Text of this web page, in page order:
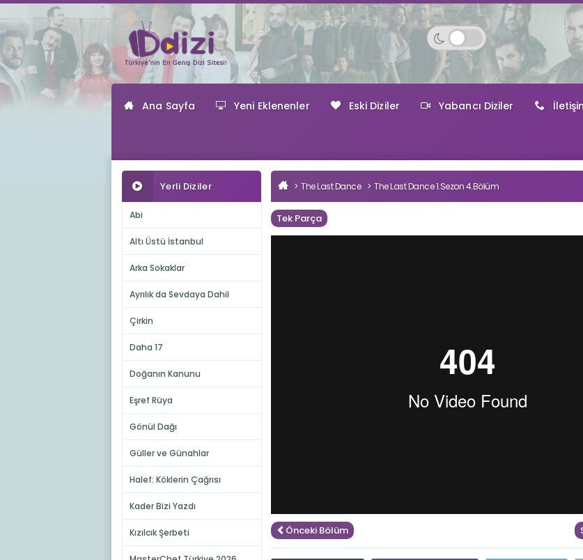
Ana Sayfa Yeni Eklenenler Eski Diziler Yabancı Diziler
Yerli Diziler
Abi
Altı Üstü İstanbul
Arka Sokaklar
Ayrılık da Sevdaya Dahil
Çirkin
Daha 17
Doğanın Kanunu
Eşref Rüya
Gönül Dağı
Güller ve Günahlar
Halef: Köklerin Çağrısı
Kader Bizi Yazdı
Kızılcık Şerbeti
The Last Dance The Last Dance 1.Sezon 4.Bölüm
Tek Parça
Önceki Bölüm